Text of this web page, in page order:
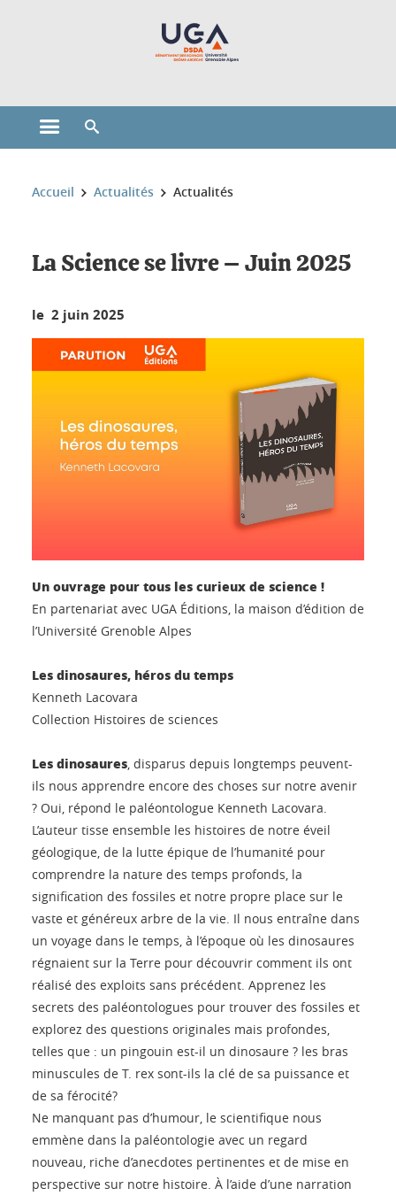
Ouvrir le menu principal
Vous êtes ici :
Accueil Actualités Actualités
La Science se livre – Juin 2025
le 2 juin 2025
Un ouvrage pour tous les curieux de science !
En partenariat avec UGA Éditions, la maison d’édition de
l’Université Grenoble Alpes
Les dinosaures, héros du temps
Kenneth Lacovara
Collection Histoires de sciences
Les dinosaures , disparus depuis longtemps peuvent-
ils nous apprendre encore des choses sur notre avenir
? Oui, répond le paléontologue Kenneth Lacovara.
L’auteur tisse ensemble les histoires de notre éveil
géologique, de la lutte épique de l’humanité pour
comprendre la nature des temps profonds, la
signification des fossiles et notre propre place sur le
vaste et généreux arbre de la vie. Il nous entraîne dans
un voyage dans le temps, à l’époque où les dinosaures
régnaient sur la Terre pour découvrir comment ils ont
réalisé des exploits sans précédent. Apprenez les
secrets des paléontologues pour trouver des fossiles et
explorez des questions originales mais profondes,
telles que : un pingouin est-il un dinosaure ? les bras
minuscules de T. rex sont-ils la clé de sa puissance et
de sa férocité?
Ne manquant pas d’humour, le scientifique nous
emmène dans la paléontologie avec un regard
nouveau, riche d’anecdotes pertinentes et de mise en
perspective sur notre histoire. À l’aide d’une narration